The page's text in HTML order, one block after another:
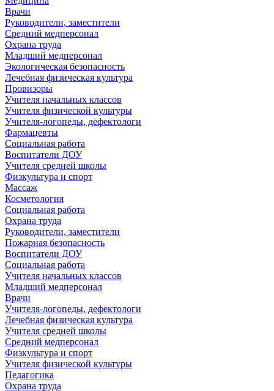
Врачи
Руководители, заместители
Средний медперсонал
Охрана труда
Младший медперсонал
Экологическая безопасность
Лечебная физическая культура
Провизоры
Учителя начальных классов
Учителя физической культуры
Учителя-логопеды, дефектологи
Фармацевты
Социальная работа
Воспитатели ДОУ
Учителя средней школы
Физкультура и спорт
Массаж
Косметология
Социальная работа
Охрана труда
Руководители, заместители
Пожарная безопасность
Воспитатели ДОУ
Социальная работа
Учителя начальных классов
Младший медперсонал
Врачи
Учителя-логопеды, дефектологи
Лечебная физическая культура
Учителя средней школы
Средний медперсонал
Физкультура и спорт
Учителя физической культуры
Педагогика
Охрана труда